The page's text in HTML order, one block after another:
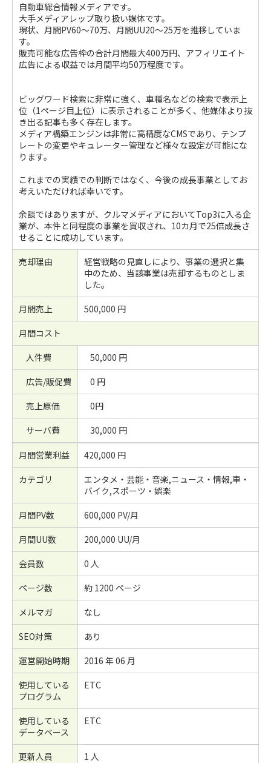
自動車総合情報メディアです。
大手メディアレップ取り扱い媒体です。
現状、月間PV60～70万、月間UU20～25万を推移していま
す。
販売可能な広告枠の合計月間最大400万円、アフィリエイト
広告による収益では月間平均50万程度です。
ビッグワード検索に非常に強く、車種名などの検索で表示上
位（1ページ目上位）に表示されることが多く、他媒体より抜
き出る記事も多く存在します。
メディア構築エンジンは非常に高精度なCMSであり、テンプ
レートの変更やキュレーター管理など様々な設定が可能にな
ります。
これまでの実績での判断ではなく、今後の成長事業としてお
考えいただければ幸いです。
余談ではありますが、クルマメディアにおいてTop3に入る企
業が、本件と同程度の事業を買収され、10カ月で25倍成長さ
せることに成功しています。
売却理由
経営戦略の見直しにより、事業の選択と集
中のため、当該事業は売却するものとしま
した。
月間売上
500,000 円
月間コスト
人件費
50,000 円
広告/販促費
0 円
売上原価
0円
サーバ費
30,000 円
月間営業利益
420,000 円
カテゴリ
エンタメ・芸能・音楽,ニュース・情報,車・
バイク,スポーツ・娯楽
月間PV数
600,000 PV/月
月間UU数
200,000 UU/月
会員数
0 人
ページ数
約 1200 ページ
メルマガ
なし
SEO対策
あり
運営開始時期
2016 年 06 月
使用している
プログラム
ETC
使用している
データベース
ETC
更新人員
1 人